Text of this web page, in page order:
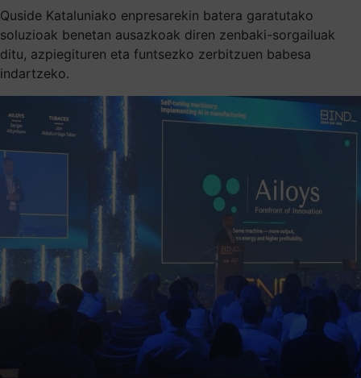
Quside Kataluniako enpresarekin batera garatutako
soluzioak benetan ausazkoak diren zenbaki-sorgailuak
ditu, azpiegituren eta funtsezko zerbitzuen babesa
indartzeko.